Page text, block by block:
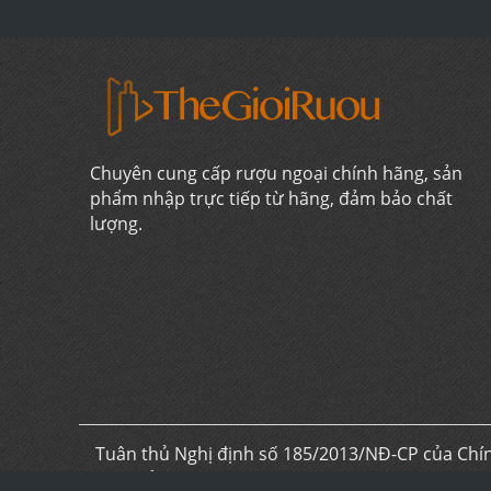
Chuyên cung cấp rượu ngoại chính hãng, sản
phẩm nhập trực tiếp từ hãng, đảm bảo chất
lượng.
Tuân thủ Nghị định số 185/2013/NĐ-CP của
chia sẻ kiến thức về rượu ngoại hoạt động